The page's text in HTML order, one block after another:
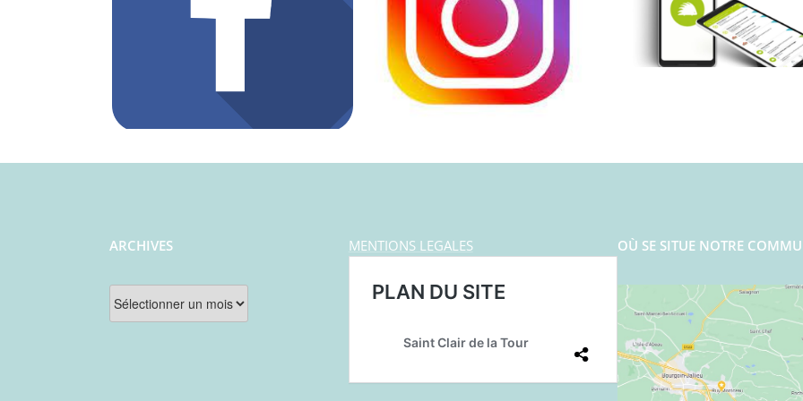
ARCHIVES
Archives
MENTIONS LEGALES OÙ SE SITUE NOTRE